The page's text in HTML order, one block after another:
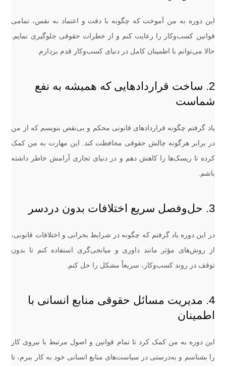
این دوره به من آموخت که چگونه با دقت و اعتماد به نفس، تمامی
قوانین کسب‌وکار را رعایت کنم و از خطرات حقوقی جلوگیری نمایم.
حالا می‌توانم با اطمینان کامل در دنیای کسب‌وکار قدم بردارم.
2. ساخت قراردادهایی که همیشه به نفع
شماست
یاد گرفتم چگونه قراردادهای قانونی محکم و بی‌نقص بنویسم که از من
در برابر هرگونه چالش حقوقی محافظت کند. این مهارت به من کمک
کرده تا ریسک‌ها را کاهش دهم و در دنیای تجاری آرامش خاطر داشته
باشم.
3. حل‌وفصل سریع اختلافات بدون دردسر
در این دوره یاد گرفتم که چگونه در شرایط بحرانی و اختلافات قانونی،
از روش‌های مؤثر مانند داوری و میانجی‌گری استفاده کنم تا بدون
توقف در روند کسب‌وکار، سریعاً مشکل را حل کنم.
4. مدیریت مسائل حقوقی منابع انسانی با
اطمینان
این دوره به من کمک کرد تا تمام قوانین و اصول مرتبط با نیروی کار
را بشناسم و به‌درستی در سیاست‌های منابع انسانی خود به کار ببرم، تا